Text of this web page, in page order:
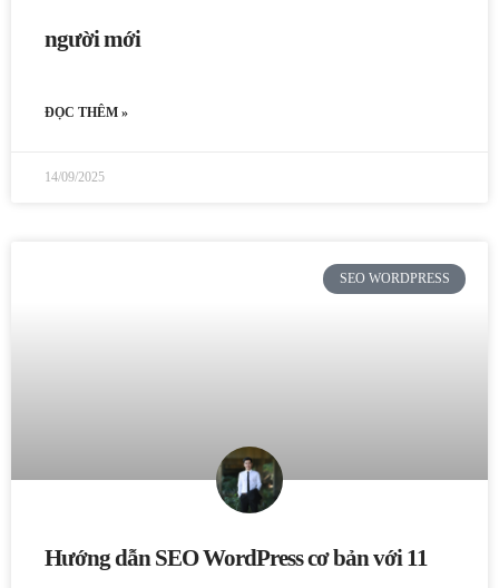
người mới
ĐỌC THÊM »
14/09/2025
SEO WORDPRESS
Hướng dẫn SEO WordPress cơ bản với 11